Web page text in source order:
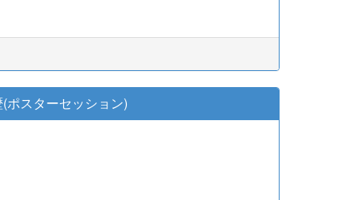
ポスターセッション)